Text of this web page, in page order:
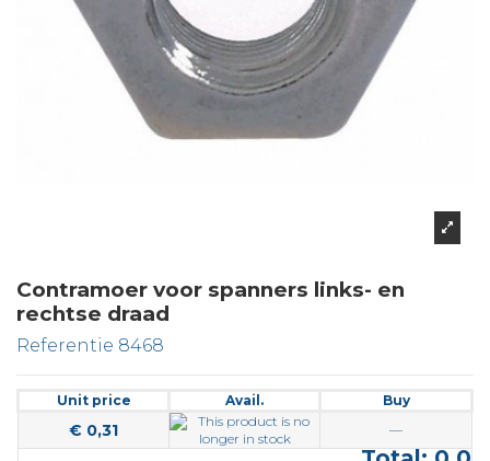
Contramoer voor spanners links- en
rechtse draad
Referentie 8468
Unit price Avail. Buy
€ 0,31 —